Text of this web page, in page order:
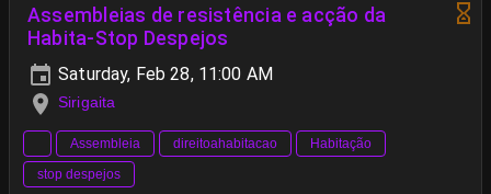
Assembleias de resistência e acção da
Habita-Stop Despejos
Saturday, Feb 28, 11:00 AM
Sirigaita
Assembleia direitoahabitacao
Habitação
stop despejos